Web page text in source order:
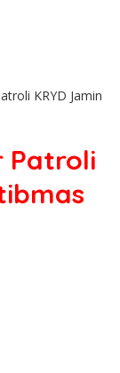
KRYD Jamin
Patroli